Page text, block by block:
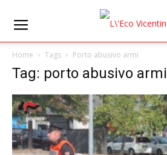
Home Tags Porto abusivo armi
Tag: porto abusivo armi